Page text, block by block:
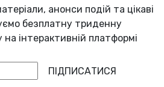
анонси подій та цікаві
безплатну триденну
на інтерактивній платформі
ПІДПИСАТИСЯ